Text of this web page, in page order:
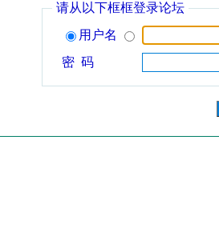
请从以下框框登录论坛
用户名
密 码